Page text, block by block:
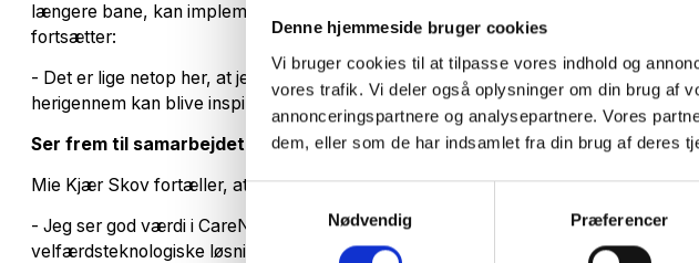
Denne hjemmeside bruger cookies
Vi bruger cookies til at tilpasse vores indhold og
vores trafik. Vi deler også oplysninger om din brug af
annonceringspartnere og analysepartnere. Vores
dem, eller som de har indsamlet fra din brug af deres
Samtykkevalg
Nødvendig
Præferencer
længere bane, kan implementeres og snakke sammen med vores allerede
fortsætter:
- Det er lige netop her, at jeg ser stor værdi i et netværk som CareNet – og derfor
herigennem kan blive inspireret og erfaringsudveksle med andre kommuner.
Ser frem til samarbejdet med CareNet
Mie Kjær Skov fortæller, at Thisted Kommune ser frem til at blive en del af
- Jeg ser god værdi i CareNets brede netværk. Som kommune vil vi rigtig gerne
velfærdsteknologiske løsninger, og derfor håber jeg, at vi her kan få en platform,